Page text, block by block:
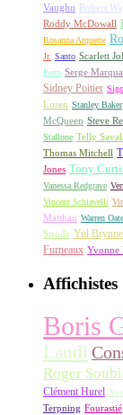
Vaughn Robert
Roddy McDowall
Rosanna Arquette
Jr. Santo Scarlett
Penn Serge
Sidney Poitier
Loren Stanley Baker
McQueen Steve
Stallone Telly
Thomas Mitchell
Jones Tony
Vanessa Redgrave
Vincent Schiavelli
Matthau Warren
Strode Yul
Furneaux Yvonne
Affichistes
Boris
Landi
Roger
Clément Hurel
Terpning Fourastié